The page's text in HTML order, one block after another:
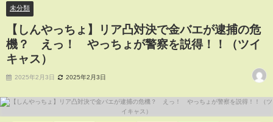
未分類
【しんやっちょ】リア凸対決で金バエが逮捕の危
機？ えっ！ やっちょが警察を説得！！（ツイ
キャス）
2025年2月3日 2025年2月3日